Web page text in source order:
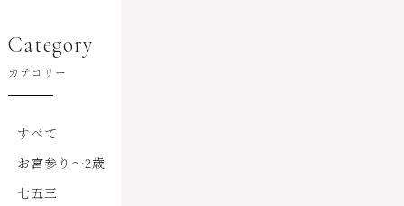
Category
カテゴリー
すべて
お宮参り～2歳
七五三